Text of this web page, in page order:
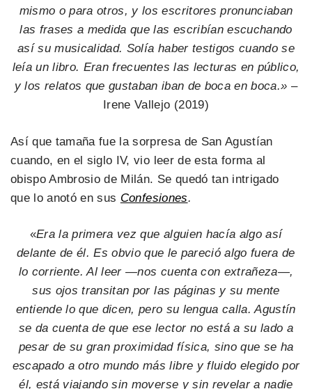
mismo o para otros, y los escritores pronunciaban
las frases a medida que las escribían escuchando
así su musicalidad. Solía haber testigos cuando se
leía un libro. Eran frecuentes las lecturas en público,
y los relatos que gustaban iban de boca en boca.» –
Irene Vallejo (2019)
Así que tamaña fue la sorpresa de San Agustían
cuando, en el siglo IV, vio leer de esta forma al
obispo Ambrosio de Milán. Se quedó tan intrigado
que lo anotó en sus Confesiones.
«Era la primera vez que alguien hacía algo así
delante de él. Es obvio que le pareció algo fuera de
lo corriente. Al leer —nos cuenta con extrañeza—,
sus ojos transitan por las páginas y su mente
entiende lo que dicen, pero su lengua calla. Agustín
se da cuenta de que ese lector no está a su lado a
pesar de su gran proximidad física, sino que se ha
escapado a otro mundo más libre y fluido elegido por
él, está viajando sin moverse y sin revelar a nadie